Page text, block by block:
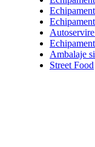
Ambalaje
Street Food